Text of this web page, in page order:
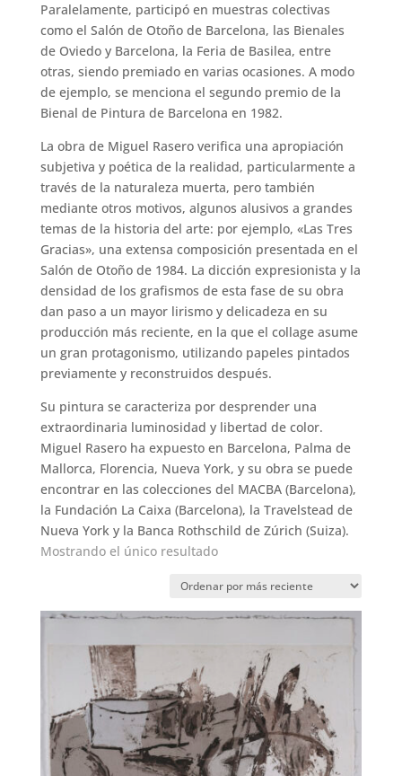
Paralelamente, participó en muestras colectivas
como el Salón de Otoño de Barcelona, las Bienales
de Oviedo y Barcelona, la Feria de Basilea, entre
otras, siendo premiado en varias ocasiones. A modo
de ejemplo, se menciona el segundo premio de la
Bienal de Pintura de Barcelona en 1982.
La obra de Miguel Rasero verifica una apropiación
subjetiva y poética de la realidad, particularmente a
través de la naturaleza muerta, pero también
mediante otros motivos, algunos alusivos a grandes
temas de la historia del arte: por ejemplo, «Las Tres
Gracias», una extensa composición presentada en el
Salón de Otoño de 1984. La dicción expresionista y la
densidad de los grafismos de esta fase de su obra
dan paso a un mayor lirismo y delicadeza en su
producción más reciente, en la que el collage asume
un gran protagonismo, utilizando papeles pintados
previamente y reconstruidos después.
Su pintura se caracteriza por desprender una
extraordinaria luminosidad y libertad de color.
Miguel Rasero ha expuesto en Barcelona, Palma de
Mallorca, Florencia, Nueva York, y su obra se puede
encontrar en las colecciones del MACBA (Barcelona),
la Fundación La Caixa (Barcelona), la Travelstead de
Nueva York y la Banca Rothschild de Zúrich (Suiza).
Mostrando el único resultado